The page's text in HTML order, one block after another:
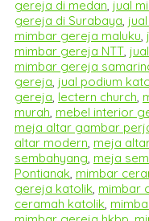
gereja di medan, jual
gereja di Surabaya,
mimbar gereja maluku,
mimbar gereja NTT,
mimbar gereja
gereja, jual podium
gereja, lectern church,
murah, mebel interior
meja altar gambar
altar modern, meja
sembahyang, meja
Pontianak, mimbar
gereja katolik, mimbar
ceramah katolik,